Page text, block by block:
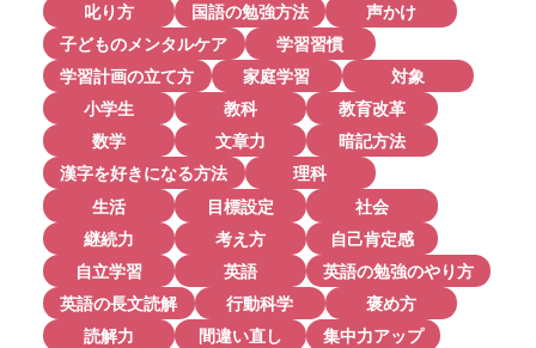
叱り方
国語の勉強方法
声かけ
子どものメンタルケア
学習習慣
学習計画の立て方
家庭学習
対象
小学生
教科
教育改革
数学
文章力
暗記方法
漢字を好きになる方法
理科
生活
目標設定
社会
継続力
考え方
自己肯定感
自立学習
英語
英語の勉強のやり方
英語の長文読解
行動科学
褒め方
読解力
間違い直し
集中力アップ